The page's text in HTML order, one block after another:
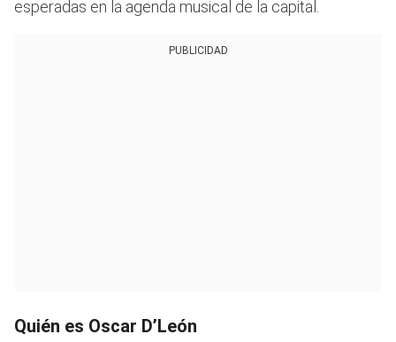
esperadas en la agenda musical de la capital.
PUBLICIDAD
Quién es Oscar D’León